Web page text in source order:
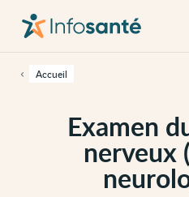
contenu
cette
Examen
nerveux
Accueil
principale
Table des matières